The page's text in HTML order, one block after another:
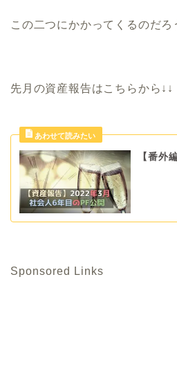
この二つにかかってくるのだろ
先月の資産報告はこちらから↓↓
【番外
Sponsored Links